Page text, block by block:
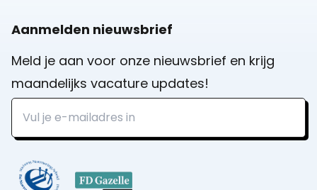
Aanmelden nieuwsbrief
Meld je aan voor onze nieuwsbrief en krijg
maandelijks vacature updates!